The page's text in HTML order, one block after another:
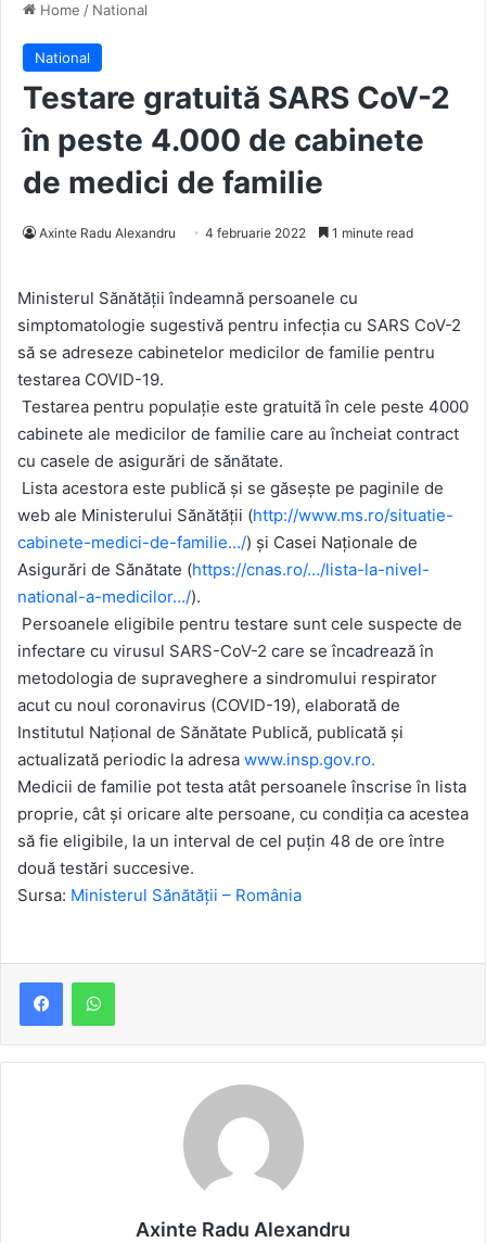
Home / National
National
Testare gratuită SARS CoV-2
în peste 4.000 de cabinete
de medici de familie
Axinte Radu Alexandru 4 februarie 2022 1 minute read
Ministerul Sănătății îndeamnă persoanele cu
simptomatologie sugestivă pentru infecția cu SARS CoV-2
să se adreseze cabinetelor medicilor de familie pentru
testarea COVID-19.
Testarea pentru populație este gratuită în cele peste 4000
cabinete ale medicilor de familie care au încheiat contract
cu casele de asigurări de sănătate.
Lista acestora este publică și se găsește pe paginile de
web ale Ministerului Sănătății (http://www.ms.ro/situatie-
cabinete-medici-de-familie…/) și Casei Naționale de
Asigurări de Sănătate (https://cnas.ro/…/lista-la-nivel-
national-a-medicilor…/).
Persoanele eligibile pentru testare sunt cele suspecte de
infectare cu virusul SARS-CoV-2 care se încadrează în
metodologia de supraveghere a sindromului respirator
acut cu noul coronavirus (COVID-19), elaborată de
Institutul Național de Sănătate Publică, publicată și
actualizată periodic la adresa www.insp.gov.ro.
Medicii de familie pot testa atât persoanele înscrise în lista
proprie, cât și oricare alte persoane, cu condiția ca acestea
să fie eligibile, la un interval de cel puțin 48 de ore între
două testări succesive.
Sursa: Ministerul Sănătăţii – România
Axinte Radu Alexandru